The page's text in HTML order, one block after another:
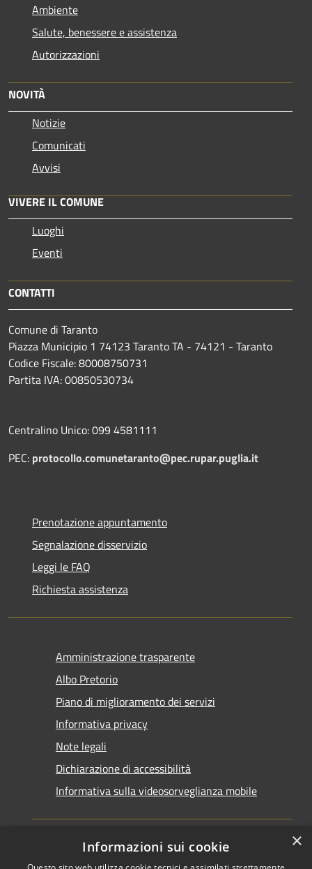
Ambiente
Salute, benessere e assistenza
Autorizzazioni
NOVITÀ
Notizie
Comunicati
Avvisi
VIVERE IL COMUNE
Luoghi
Eventi
CONTATTI
Comune di Taranto
Piazza Municipio 1 74123 Taranto TA - 74121 - Taranto
Codice Fiscale: 80008750731
Partita IVA: 00850530734
Centralino Unico: 099 4581111
PEC: protocollo.comunetaranto@pec.rupar.puglia.it
Prenotazione appuntamento
Segnalazione disservizio
Leggi le FAQ
Richiesta assistenza
Amministrazione trasparente
Albo Pretorio
Piano di miglioramento dei servizi
Informativa privacy
Note legali
Dichiarazione di accessibilità
Informativa sulla videosorveglianza mobile
×
Informazioni sui cookie